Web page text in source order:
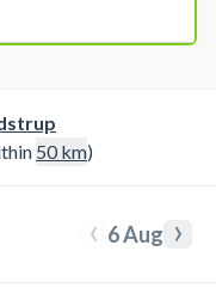
50km)
‹ 6 Aug ›